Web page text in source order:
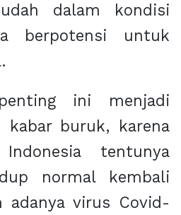
dalam kondisi
berpotensi untuk
ini menjadi
kabar buruk, karena
tentunya
normal kembali
adanya virus Covid-